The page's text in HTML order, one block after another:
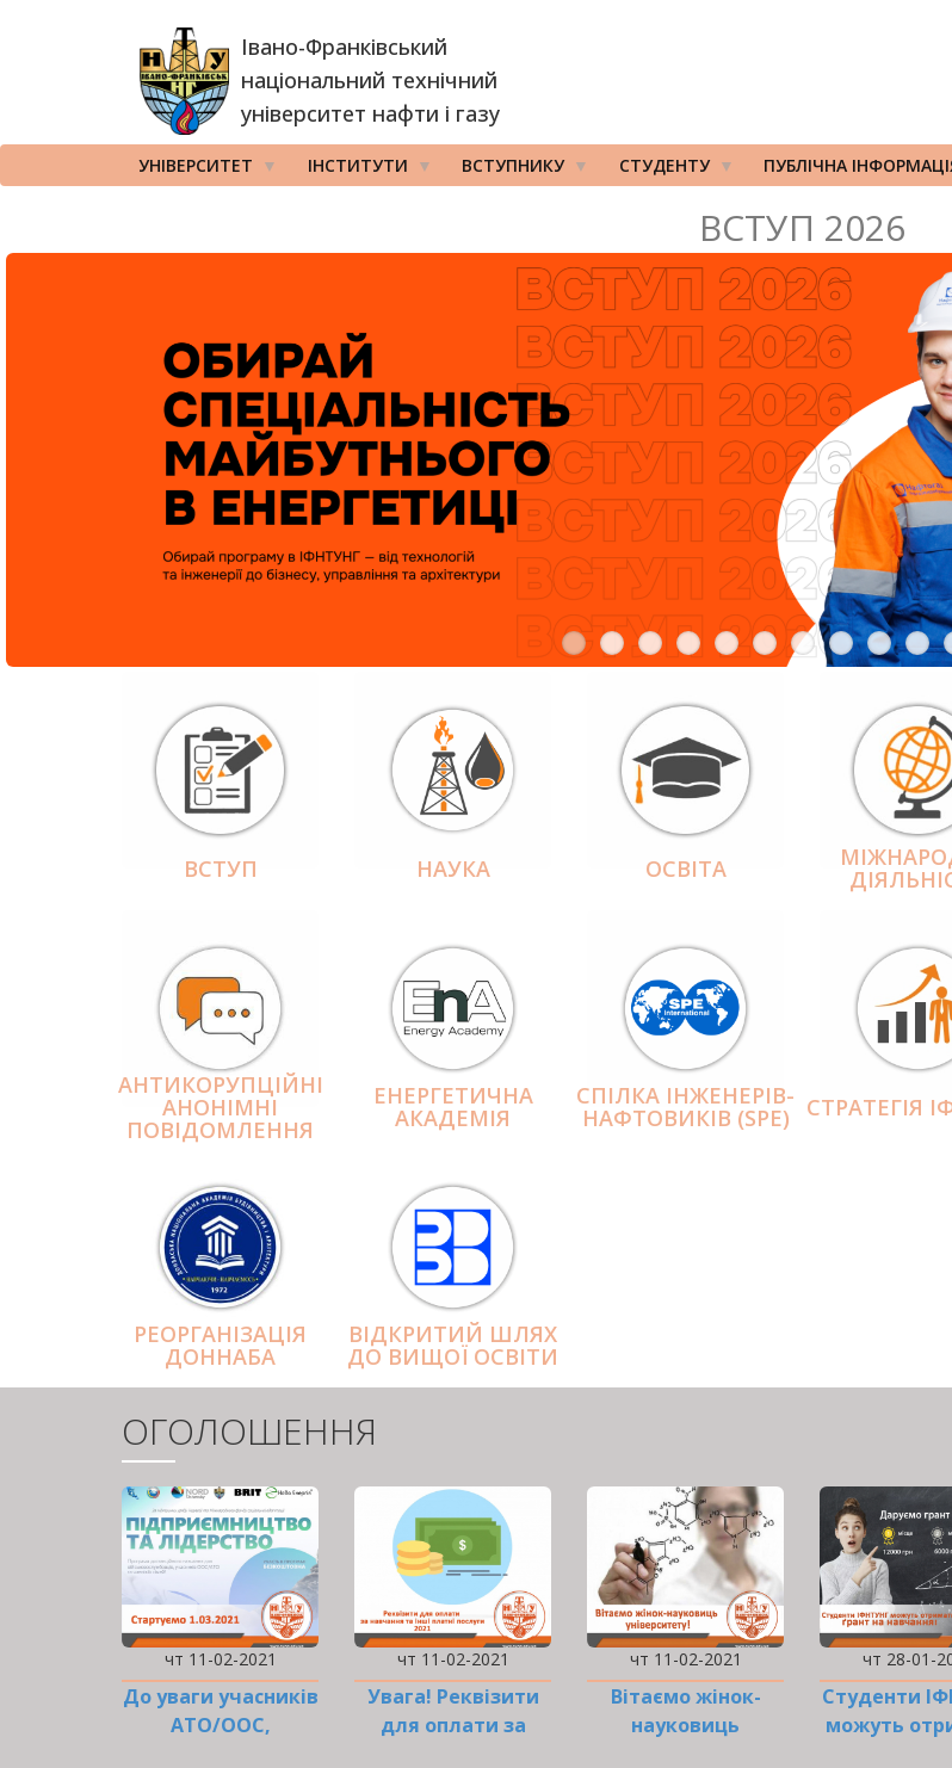
Івано-Франківський
національний технічний
університет нафти і газу
УНІВЕРСИТЕТ ІНСТИТУТИ ВСТУПНИКУ СТУДЕНТУ ПУБЛІЧНА
ВСТУП 2026
ВСТУП НАУКА ОСВІТА
АНТИКОРУПЦІЙНІ
АНОНІМНІ
ПОВІДОМЛЕННЯ
ЕНЕРГЕТИЧНА
АКАДЕМІЯ
СПІЛКА ІНЖЕНЕРІВ-
НАФТОВИКІВ (SPE) СТРАТЕГІЯ
РЕОРГАНІЗАЦІЯ
ДОННАБА
ВІДКРИТИЙ ШЛЯХ
ДО ВИЩОЇ ОСВІТИ
ОГОЛОШЕННЯ
чт 11-02-2021
До уваги учасників
АТО/ООС,
чт 11-02-2021
Увага! Реквізити
для оплати за
чт 11-02-2021
Вітаємо жінок-
науковиць
чт 28-01-
Студенти
можуть